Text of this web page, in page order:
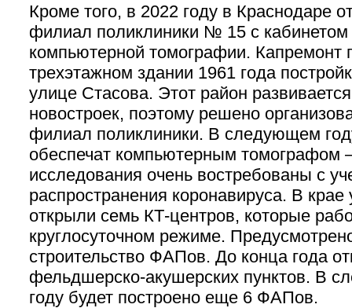
Кроме того, в 2022 году в Краснодаре
филиал поликлиники № 15 с кабинетом
компьютерной томографии. Капремонт
трехэтажном здании 1961 года
улице Стасова. Этот район
новостроек, поэтому решено
филиал поликлиники. В следующем
обеспечат компьютерным томографом
исследования очень востребованы с
распространения коронавируса. В крае
открыли семь КТ-центров, которые
круглосуточном режиме.
строительство ФАПов. До конца года
фельдшерско-акушерских пунктов. В
году будет построено еще 6 ФАПов.